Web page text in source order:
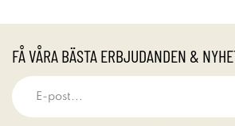
FÅ VÅRA BÄSTA ERBJUDANDEN &